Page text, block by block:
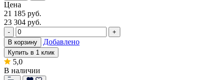
Цена
21 185 руб.
23 304 руб.
-
+
В корзину
Добавлено
Купить в 1 клик
5,0
В наличии